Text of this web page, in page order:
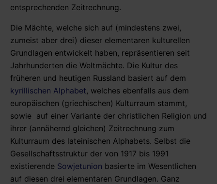
entsprechenden Zeitrechnung.
Die Mächte, welche sich auf (mindestens zwei,
zumeist aber drei) dieser elementaren kulturellen
Grundlagen entwickelt haben, repräsentieren seit
Jahrhunderten die Weltmächte. Die Kultur des
früheren und heutigen Russland basiert auf dem
kyrillischen Alphabet, welches ebenfalls aus dem
europäischen (griechischen) Kulturraum stammt,
sowie auf einer Variante der christlichen Religion und
ihrer (annähernd gleichen) Zeitrechnung zum
Kulturraum des lateinischen Alphabets. Selbst die
Gesellschaftsstruktur der von 1917 bis 1991
existierende Sowjetunion basierte im Wesentlichen
auf diesen drei elementaren Grundlagen. Ganz